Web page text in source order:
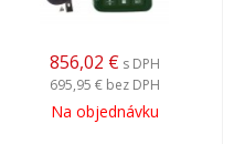
856,02 € s DPH
695,95 € bez DPH
Na objednávku